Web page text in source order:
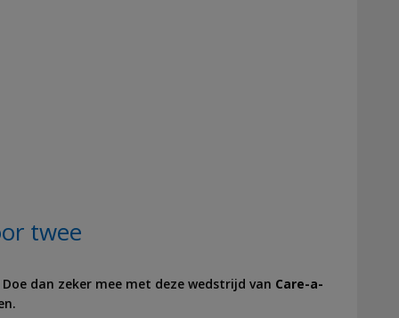
twee
dan zeker mee met deze wedstrijd van Care-a-